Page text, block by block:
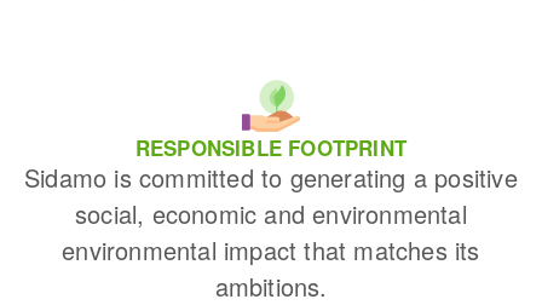
RESPONSIBLE FOOTPRINT
Sidamo is committed to generating a positive
social, economic and environmental
environmental impact that matches its
ambitions.